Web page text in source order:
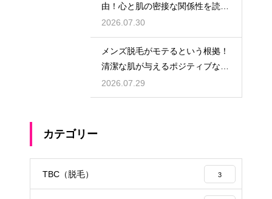
由！心と肌の密接な関係性を読み
解く
2026.07.30
メンズ脱毛がモテるという根拠！
清潔な肌が与えるポジティブな第
一印象
2026.07.29
カテゴリー
TBC（脱毛） 3